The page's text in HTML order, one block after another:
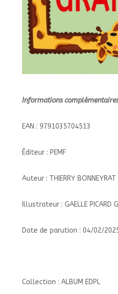
Informations
EAN : 9791035704513
Éditeur : PEMF
Auteur : THIERRY BONNEYRAT
Illustrateur : GAELLE PICARD
Date de parution : 04/02/
Collection : ALBUM EDPL